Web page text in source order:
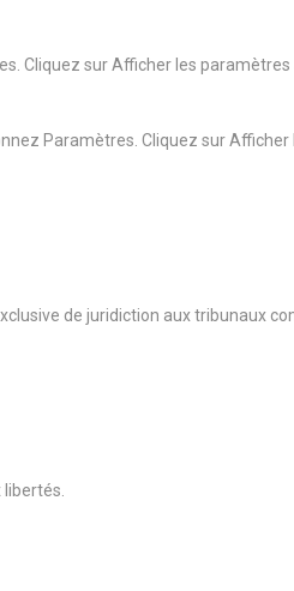
Cliquez sur Afficher les paramètres
Paramètres. Cliquez sur
de juridiction aux tribunaux
libertés.